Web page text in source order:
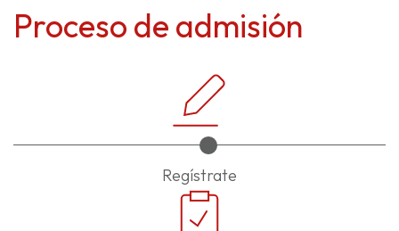
Proceso de admisión
Regístrate